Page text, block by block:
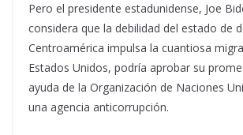
Pero el presidente estadunidense, Joe
considera que la debilidad del estado de
Centroamérica impulsa la cuantiosa
Estados Unidos, podría aprobar su
ayuda de la Organización de Naciones
una agencia anticorrupción.